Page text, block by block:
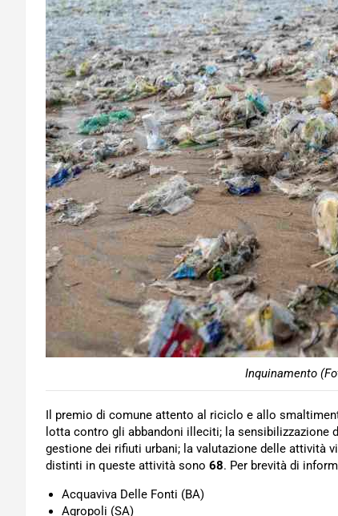
Inquinamento
Il premio di comune attento al riciclo e allo
lotta contro gli abbandoni illeciti; la sensibilizzazione
gestione dei rifiuti urbani; la valutazione delle attività
distinti in queste attività sono 68. Per brevità di
Acquaviva Delle Fonti (BA)
Agropoli (SA)